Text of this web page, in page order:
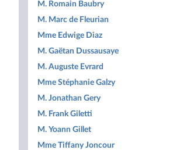
M. Romain Baubry
M. Marc de Fleurian
Mme Edwige Diaz
M. Gaëtan Dussausaye
M. Auguste Evrard
Mme Stéphanie Galzy
M. Jonathan Gery
M. Frank Giletti
M. Yoann Gillet
Mme Tiffany Joncour